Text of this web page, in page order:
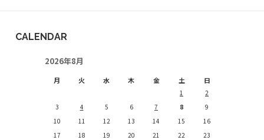
CALENDAR
2026年8月
月 火 水 木 金 土 日
1
2
3
4 5 6 7 8
9
10
11 12 13 14 15
16
17
18 19 20 21 22
23